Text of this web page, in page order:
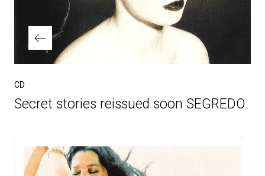
CD
Secret stories reissued soon SEGREDO